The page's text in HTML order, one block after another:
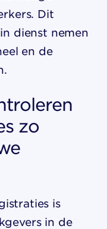
Dit
dienst nemen
en de
zo
is
in de